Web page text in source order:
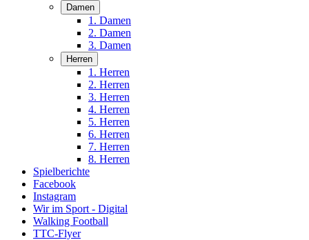
Damen
1. Damen
2. Damen
3. Damen
Herren
1. Herren
2. Herren
3. Herren
4. Herren
5. Herren
6. Herren
7. Herren
8. Herren
Spielberichte
Facebook
Instagram
Wir im Sport - Digital
Walking Football
TTC-Flyer